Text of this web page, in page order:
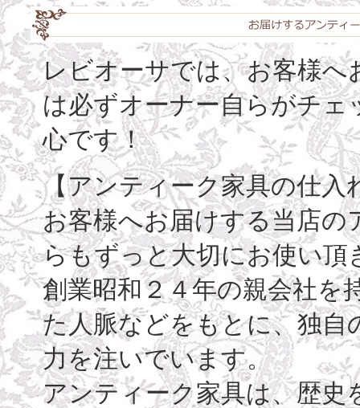
レビオーサでは、お客様
は必ずオーナー自らがチ
心です！
【アンティーク家具の仕
お客様へお届けする当店
らもずっと大切にお使い
創業昭和２４年の親会社を
た人脈などをもとに、独自
力を注いでいます。
アンティーク家具は、歴